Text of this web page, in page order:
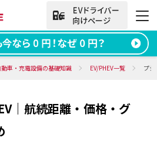
わせ
無料お問い合わせ
動車・充電設備の基礎知識 EV/PHEV一覧 プ
｜航続距離・価格・グ